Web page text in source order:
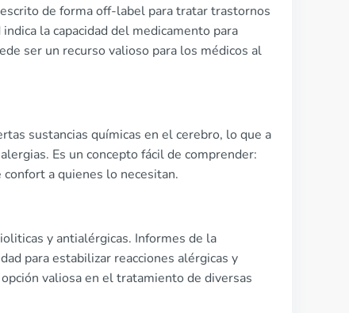
de forma off-label para tratar trastornos
la capacidad del medicamento para
ser un recurso valioso para los médicos al
sustancias químicas en el cerebro, lo que a
Es un concepto fácil de comprender:
a quienes lo necesitan.
y antialérgicas. Informes de la
para estabilizar reacciones alérgicas y
valiosa en el tratamiento de diversas